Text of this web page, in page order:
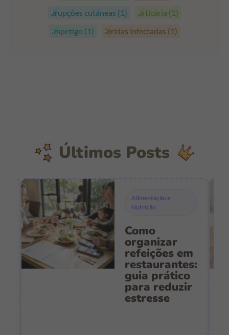
erupções cutáneas (1) urticária (1)
impetigo (1) feridas infectadas (1)
Últimos Posts
Alimentação e
Nutrição
Como
organizar
refeições em
restaurantes:
guia prático
para reduzir
estresse